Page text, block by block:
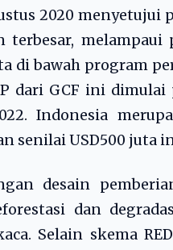
2020 menyetujui
terbesar,
di bawah program
dari GCF ini dimulai
Indonesia
senilai USD500 juta
desain
dan
Selain skema